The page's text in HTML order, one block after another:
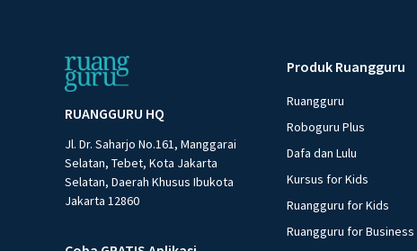
RUANGGURU HQ
Jl. Dr. Saharjo No.161, Manggarai
Selatan, Tebet, Kota Jakarta
Selatan, Daerah Khusus Ibukota
Jakarta 12860
Produk Ruangguru
Ruangguru
Roboguru Plus
Dafa dan Lulu
Kursus for Kids
Ruangguru for Kids
Ruangguru for Business